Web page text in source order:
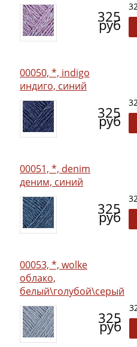
325
руб
00050, *, indigo
индиго, синий
325
руб
00051, *, denim
деним, синий
325
руб
00053, *, wolke
облако,
белый\голубой\серый
325
руб